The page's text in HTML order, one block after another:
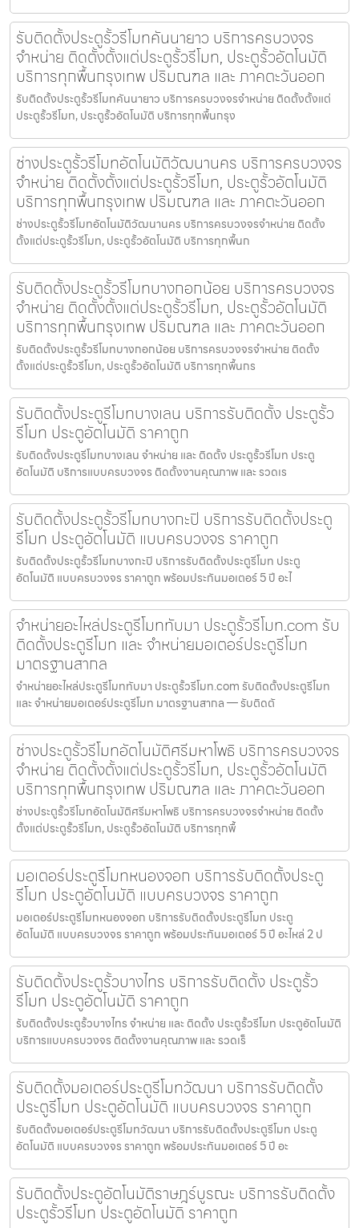
รับติดตั้งประตูรั้วรีโมทคันนายาว บริการครบวงจร
จำหน่าย ติดตั้งตั้งแต่ประตูรั้วรีโมท, ประตูรั้วอัตโนมัติ
บริการทุกพื้นกรุงเทพ ปริมณฑล และ ภาคตะวันออก
รับติดตั้งประตูรั้วรีโมทคันนายาว บริการครบวงจรจำหน่าย ติดตั้งตั้งแต่
ประตูรั้วรีโมท, ประตูรั้วอัตโนมัติ บริการทุกพื้นกรุง
ช่างประตูรั้วรีโมทอัตโนมัติวัฒนานคร บริการครบวงจร
จำหน่าย ติดตั้งตั้งแต่ประตูรั้วรีโมท, ประตูรั้วอัตโนมัติ
บริการทุกพื้นกรุงเทพ ปริมณฑล และ ภาคตะวันออก
ช่างประตูรั้วรีโมทอัตโนมัติวัฒนานคร บริการครบวงจรจำหน่าย ติดตั้ง
ตั้งแต่ประตูรั้วรีโมท, ประตูรั้วอัตโนมัติ บริการทุกพื้นก
รับติดตั้งประตูรั้วรีโมทบางกอกน้อย บริการครบวงจร
จำหน่าย ติดตั้งตั้งแต่ประตูรั้วรีโมท, ประตูรั้วอัตโนมัติ
บริการทุกพื้นกรุงเทพ ปริมณฑล และ ภาคตะวันออก
รับติดตั้งประตูรั้วรีโมทบางกอกน้อย บริการครบวงจรจำหน่าย ติดตั้ง
ตั้งแต่ประตูรั้วรีโมท, ประตูรั้วอัตโนมัติ บริการทุกพื้นกร
รับติดตั้งประตูรีโมทบางเลน บริการรับติดตั้ง ประตูรั้ว
รีโมท ประตูอัตโนมัติ ราคาถูก
รับติดตั้งประตูรีโมทบางเลน จำหน่าย และ ติดตั้ง ประตูรั้วรีโมท ประตู
อัตโนมัติ บริการแบบครบวงจร ติดตั้งงานคุณภาพ และ รวดเร
รับติดตั้งประตูรั้วรีโมทบางกะปิ บริการรับติดตั้งประตู
รีโมท ประตูอัตโนมัติ แบบครบวงจร ราคาถูก
รับติดตั้งประตูรั้วรีโมทบางกะปิ บริการรับติดตั้งประตูรีโมท ประตู
อัตโนมัติ แบบครบวงจร ราคาถูก พร้อมประกันมอเตอร์ 5 ปี อะไ
จำหน่ายอะไหล่ประตูรีโมททับมา ประตูรั้วรีโมท.com รับ
ติดตั้งประตูรีโมท และ จำหน่ายมอเตอร์ประตูรีโมท
มาตรฐานสากล
จำหน่ายอะไหล่ประตูรีโมททับมา ประตูรั้วรีโมท.com รับติดตั้งประตูรีโมท
และ จำหน่ายมอเตอร์ประตูรีโมท มาตรฐานสากล — รับติดตั
ช่างประตูรั้วรีโมทอัตโนมัติศรีมหาโพธิ บริการครบวงจร
จำหน่าย ติดตั้งตั้งแต่ประตูรั้วรีโมท, ประตูรั้วอัตโนมัติ
บริการทุกพื้นกรุงเทพ ปริมณฑล และ ภาคตะวันออก
ช่างประตูรั้วรีโมทอัตโนมัติศรีมหาโพธิ บริการครบวงจรจำหน่าย ติดตั้ง
ตั้งแต่ประตูรั้วรีโมท, ประตูรั้วอัตโนมัติ บริการทุกพื้
มอเตอร์ประตูรีโมทหนองจอก บริการรับติดตั้งประตู
รีโมท ประตูอัตโนมัติ แบบครบวงจร ราคาถูก
มอเตอร์ประตูรีโมทหนองจอก บริการรับติดตั้งประตูรีโมท ประตู
อัตโนมัติ แบบครบวงจร ราคาถูก พร้อมประกันมอเตอร์ 5 ปี อะไหล่ 2 ป
รับติดตั้งประตูรั้วบางไทร บริการรับติดตั้ง ประตูรั้ว
รีโมท ประตูอัตโนมัติ ราคาถูก
รับติดตั้งประตูรั้วบางไทร จำหน่าย และ ติดตั้ง ประตูรั้วรีโมท ประตูอัตโนมัติ
บริการแบบครบวงจร ติดตั้งงานคุณภาพ และ รวดเร็
รับติดตั้งมอเตอร์ประตูรีโมทวัฒนา บริการรับติดตั้ง
ประตูรีโมท ประตูอัตโนมัติ แบบครบวงจร ราคาถูก
รับติดตั้งมอเตอร์ประตูรีโมทวัฒนา บริการรับติดตั้งประตูรีโมท ประตู
อัตโนมัติ แบบครบวงจร ราคาถูก พร้อมประกันมอเตอร์ 5 ปี อะ
รับติดตั้งประตูอัตโนมัติราษฎร์บูรณะ บริการรับติดตั้ง
ประตูรั้วรีโมท ประตูอัตโนมัติ ราคาถูก